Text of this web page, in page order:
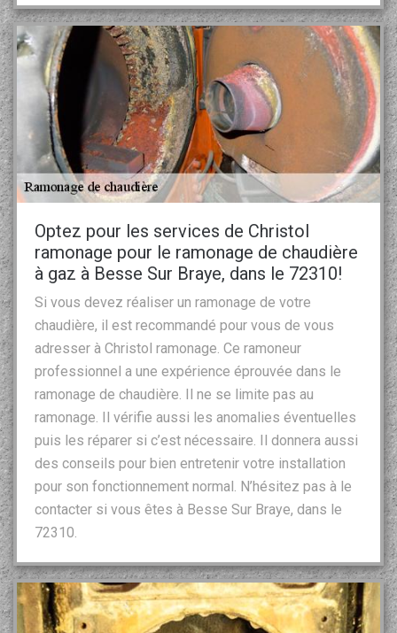
Optez pour les services de Christol
ramonage pour le ramonage de chaudière
à gaz à Besse Sur Braye, dans le 72310!
Si vous devez réaliser un ramonage de votre
chaudière, il est recommandé pour vous de vous
adresser à Christol ramonage. Ce ramoneur
professionnel a une expérience éprouvée dans le
ramonage de chaudière. Il ne se limite pas au
ramonage. Il vérifie aussi les anomalies éventuelles
puis les réparer si c’est nécessaire. Il donnera aussi
des conseils pour bien entretenir votre installation
pour son fonctionnement normal. N’hésitez pas à le
contacter si vous êtes à Besse Sur Braye, dans le
72310.